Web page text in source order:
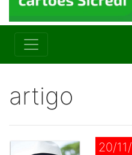
artigo
20/